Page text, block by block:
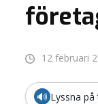
12 februari
🔊 Lyssna på